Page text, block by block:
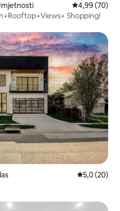
Prosječna
4,99 (70)
Shopping!
Prosječna
5,0 (20)